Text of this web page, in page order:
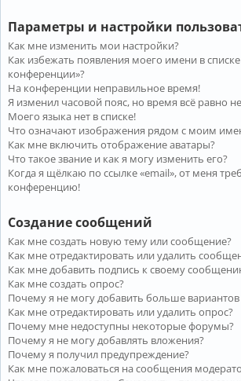
Параметры и настройки
Как мне изменить мои настройки?
Как избежать появления моего имени в списке
конференции»?
На конференции неправильное время!
Я изменил часовой пояс, но время всё равно
Моего языка нет в списке!
Что означают изображения рядом с моим
Как мне включить отображение аватары?
Что такое звание и как я могу изменить его?
Когда я щёлкаю по ссылке «email», от меня
конференцию!
Создание сообщений
Как мне создать новую тему или сообщение?
Как мне отредактировать или удалить
Как мне добавить подпись к своему
Как мне создать опрос?
Почему я не могу добавить больше вариантов
Как мне отредактировать или удалить опрос?
Почему мне недоступны некоторые форумы?
Почему я не могу добавлять вложения?
Почему я получил предупреждение?
Как мне пожаловаться на сообщения